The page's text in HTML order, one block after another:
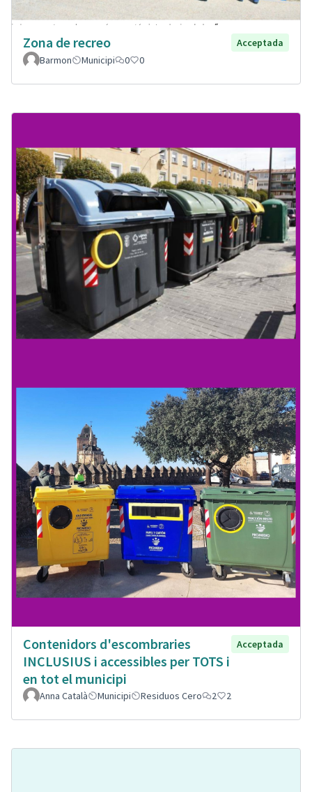
Zona de recreo
Acceptada
Barmon
Municipi 0 0
Contenidors d'escombraries
INCLUSIUS i accessibles per TOTS i
en tot el municipi
Acceptada
Anna Català Municipi Residuos Cero 2 2